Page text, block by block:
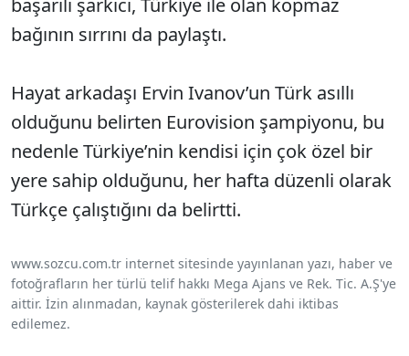
başarılı şarkıcı, Türkiye ile olan kopmaz
bağının sırrını da paylaştı.
Hayat arkadaşı Ervin Ivanov’un Türk asıllı
olduğunu belirten Eurovision şampiyonu, bu
nedenle Türkiye’nin kendisi için çok özel bir
yere sahip olduğunu, her hafta düzenli olarak
Türkçe çalıştığını da belirtti.
www.sozcu.com.tr internet sitesinde yayınlanan yazı, haber ve
fotoğrafların her türlü telif hakkı Mega Ajans ve Rek. Tic. A.Ş'ye
aittir. İzin alınmadan, kaynak gösterilerek dahi iktibas
edilemez.